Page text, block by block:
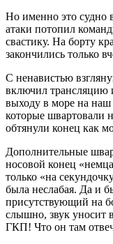
Но именно это судно
атаки потопил
свастику. На борту
закончились только
С ненавистью
включил трансляцию
выходу в море на
которые швартовали
обтянули конец как
Дополнительные
носовой конец
только «на
была неслабая. Да и
присутствующий на
слышно, звук уносит
ГКП! Что он там